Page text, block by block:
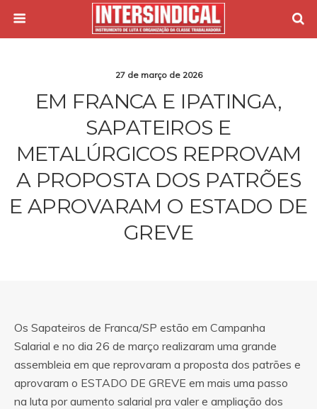
27 de março de 2026
EM FRANCA E IPATINGA,
SAPATEIROS E
METALÚRGICOS REPROVAM
A PROPOSTA DOS PATRÕES
E APROVARAM O ESTADO DE
GREVE
Os Sapateiros de Franca/SP estão em Campanha
Salarial e no dia 26 de março realizaram uma grande
assembleia em que reprovaram a proposta dos patrões e
aprovaram o ESTADO DE GREVE em mais uma passo
na luta por aumento salarial pra valer e ampliação dos